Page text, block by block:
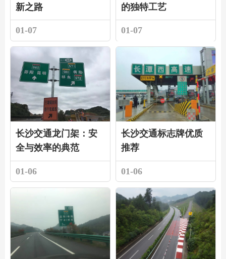
新之路
01-07
的独特工艺
01-07
长沙交通龙门架：安
全与效率的典范
01-06
长沙交通标志牌优质
推荐
01-06